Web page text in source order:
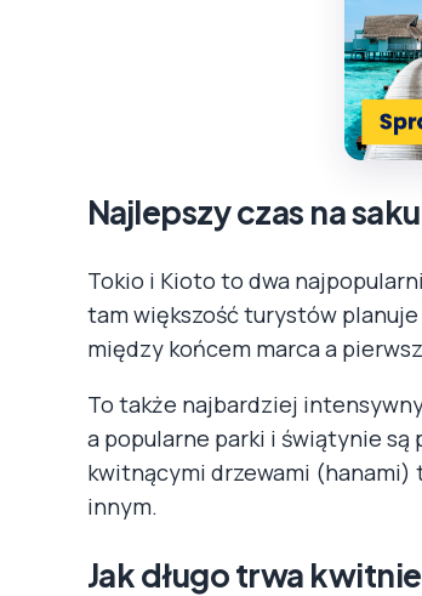
Najlepszy czas na
Tokio i Kioto to dwa
tam większość turystów
między końcem marca a
To także najbardziej
a popularne parki i świątynie
kwitnącymi drzewami (hanami)
innym.
Jak długo trwa